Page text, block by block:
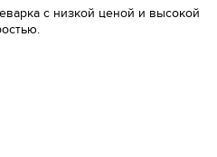
с низкой ценой и высокой